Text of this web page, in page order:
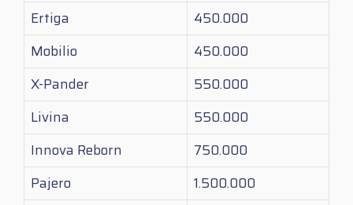
Ertiga
450.000
Mobilio
450.000
X-Pander
550.000
Livina
550.000
Innova Reborn
750.000
Pajero
1.500.000